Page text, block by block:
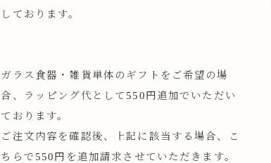
しております。
ガラス食器・雑貨単体のギフトをご希望の場
合、ラッピング代として550円追加でいただい
ております。
ご注文内容を確認後、上記に該当する場合、こ
ちらで550円を追加請求させていただきます。